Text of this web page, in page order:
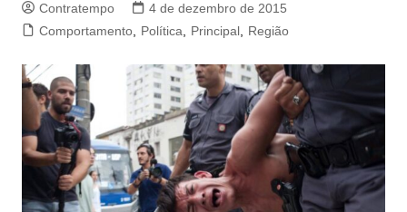
Contratempo
4 de dezembro de 2015
Comportamento, Política Principal, Região